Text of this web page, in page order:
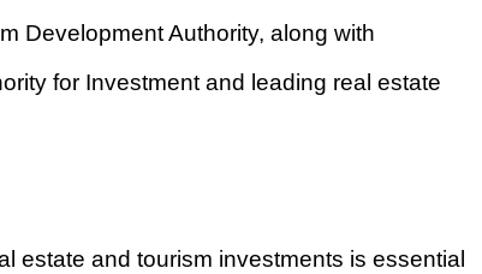
Development Authority, along with
for Investment and leading real estate
estate and tourism investments is essential